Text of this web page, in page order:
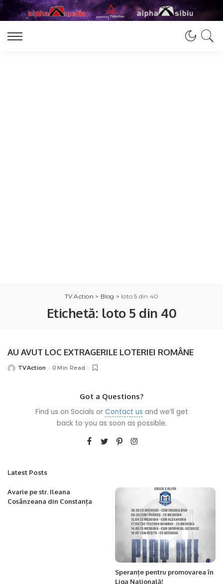
TV Action > Blog > loto 5 din 40
Etichetă: loto 5 din 40
AU AVUT LOC EXTRAGERILE LOTERIEI ROMÂNE
PostedTVAction 0 Min Read
Got a Questions?
Find us on Socials or Contact us and we’ll get
back to you as soon as possible.
Latest Posts
Avarie pe str. Ileana
Cosânzeana din Constanța
Speranțe pentru promovarea în
Liga Națională!